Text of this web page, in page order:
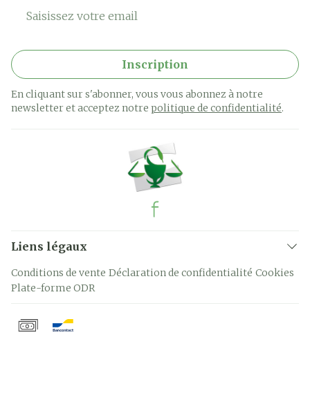
Adresse mail
Inscription
En cliquant sur s'abonner, vous vous abonnez à notre
newsletter et acceptez notre politique de confidentialité.
Liens légaux
Conditions de vente Déclaration de confidentialité Cookies
Plate-forme ODR